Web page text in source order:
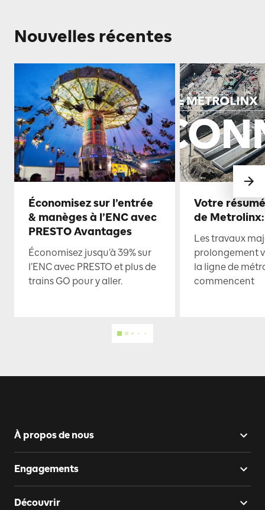
Nouvelles récentes
Économisez sur l’entrée
& manèges à l’ENC avec
PRESTO Avantages
Économisez jusqu’à 39% sur
l’ENC avec PRESTO et plus de
trains GO pour y aller.
Votre
de
Les travaux
prolongement
la ligne de
commencent
À propos de nous
Engagements
Découvrir